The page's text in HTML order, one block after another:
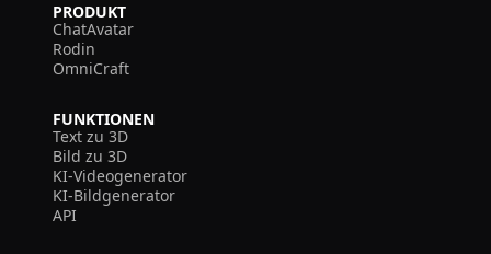
PRODUKT
ChatAvatar
Rodin
OmniCraft
FUNKTIONEN
Text zu 3D
Bild zu 3D
KI-Videogenerator
KI-Bildgenerator
API